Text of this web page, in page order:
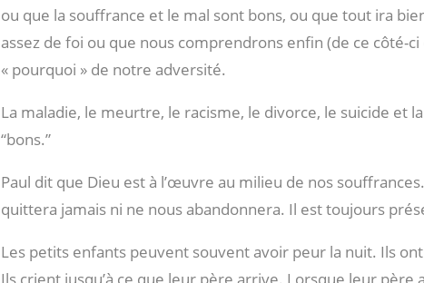
ou que la souffrance et le mal sont bons, ou que tout ira
assez de foi ou que nous comprendrons enfin (de ce côté-ci
« pourquoi » de notre adversité.
La maladie, le meurtre, le racisme, le divorce, le suicide et
“bons.”
Paul dit que Dieu est à l’œuvre au milieu de nos
quittera jamais ni ne nous abandonnera. Il est toujours
Les petits enfants peuvent souvent avoir peur la nuit. Ils